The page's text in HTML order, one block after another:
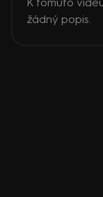
žádný popis.